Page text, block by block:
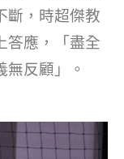
斷，時超傑教
答應，「盡全
反顧」。